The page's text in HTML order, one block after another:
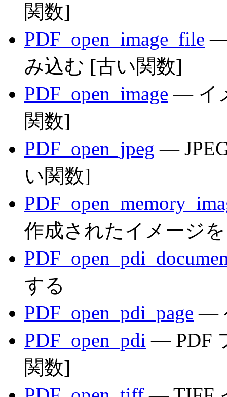
関数]
PDF_open_image_file —
み込む [古い関数]
PDF_open_image — イ
関数]
PDF_open_jpeg —
い関数]
作成されたイメージ
する
PDF_open_pdi_page —
PDF_open_pdi — PDF
関数]